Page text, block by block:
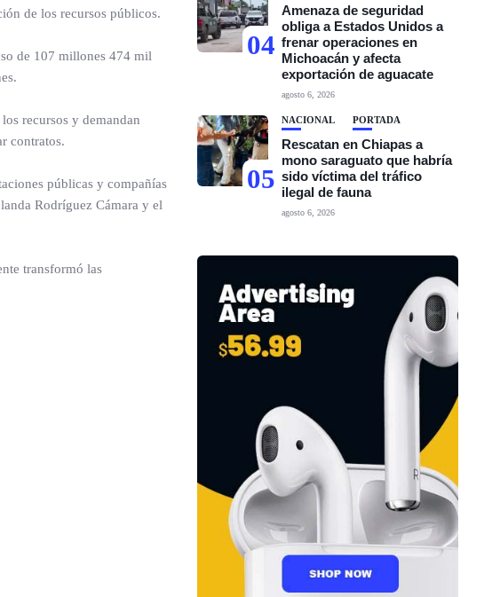
de los recursos públicos.
de 107 millones 474 mil
recursos y demandan
contratos.
públicas y compañías
Rodríguez Cámara y el
transformó las
04
Amenaza de seguridad
obliga a Estados Unidos a
frenar operaciones en
Michoacán y afecta
exportación de aguacate
agosto 6, 2026
05
NACIONAL PORTADA
Rescatan en Chiapas a
mono saraguato que habría
sido víctima del tráfico
ilegal de fauna
agosto 6, 2026